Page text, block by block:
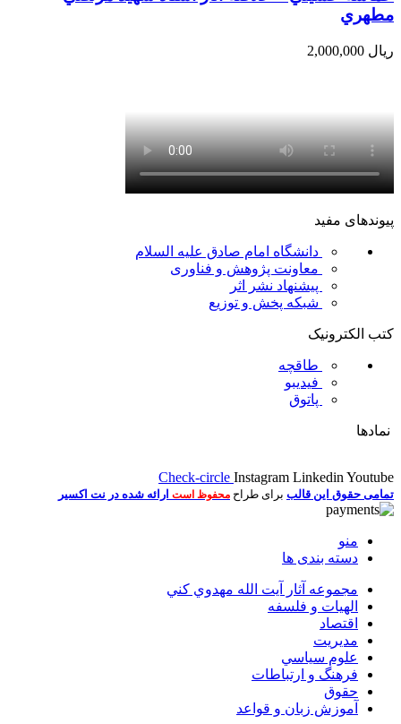
مطهري
ریال
پیوندهای مفید
دانشگاه امام صادق علیه السلام
معاونت پژوهش و فناوری
پیشنهاد نشر اثر
شبکه پخش و توزیع
کتب الکترونیک
طاقچه
فیدیبو
پاتوق
نمادها
Check-circle Instagram Linkedin Youtube
تمامی حقوق این قالب برای طراح محفوظ است ارائه شده در نت اکسیر
منو
دسته بندی ها
مجموعه آثار آيت الله مهدوي كني
الهیات و فلسفه
اقتصاد
مديريت
علوم سياسي
فرهنگ و ارتباطات
حقوق
آموزش زبان و قواعد